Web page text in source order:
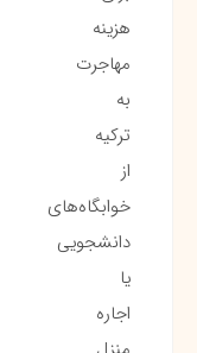
هزینه
مهاجرت
به
ترکیه
از
خوابگاه‌های
دانشجویی
یا
اجاره